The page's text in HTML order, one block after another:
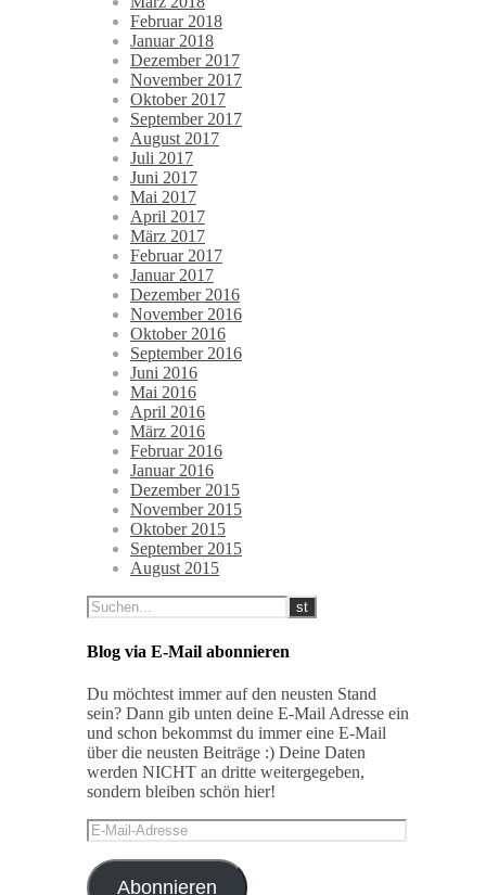
Februar 2018
Januar 2018
Dezember 2017
November 2017
Oktober 2017
September 2017
August 2017
Juli 2017
Juni 2017
Mai 2017
April 2017
März 2017
Februar 2017
Januar 2017
Dezember 2016
November 2016
Oktober 2016
September 2016
Juni 2016
Mai 2016
April 2016
März 2016
Februar 2016
Januar 2016
Dezember 2015
November 2015
Oktober 2015
September 2015
August 2015
Blog via E-Mail abonnieren
Du möchtest immer auf den neusten Stand
sein? Dann gib unten deine E-Mail Adresse ein
und schon bekommst du immer eine E-Mail
über die neusten Beiträge :) Deine Daten
werden NICHT an dritte weitergegeben,
sondern bleiben schön hier!
E-
Mail-
Adresse
Abonnieren